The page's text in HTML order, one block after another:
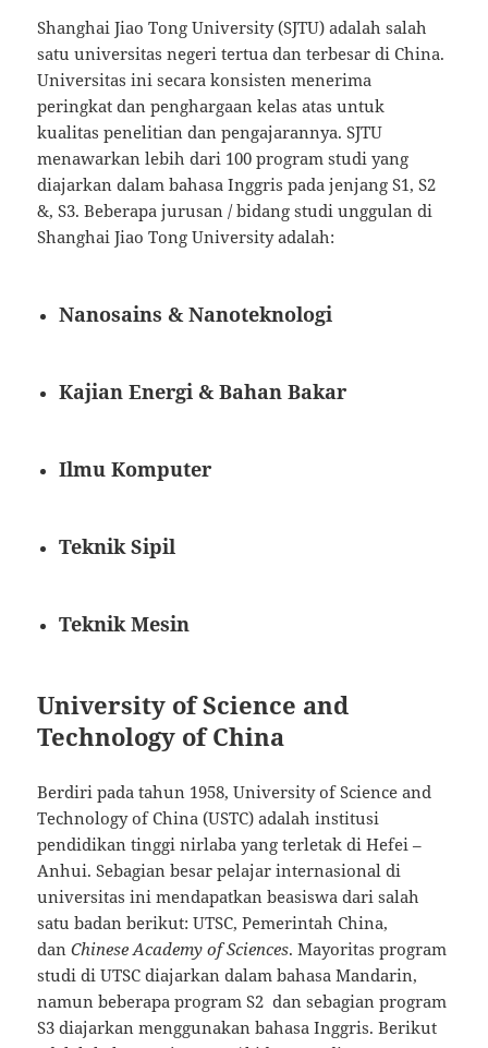
Shanghai Jiao Tong University (SJTU) adalah salah
satu universitas negeri tertua dan terbesar di China.
Universitas ini secara konsisten menerima
peringkat dan penghargaan kelas atas untuk
kualitas penelitian dan pengajarannya. SJTU
menawarkan lebih dari 100 program studi yang
diajarkan dalam bahasa Inggris pada jenjang S1, S2
&, S3. Beberapa jurusan / bidang studi unggulan di
Shanghai Jiao Tong University adalah:
Nanosains & Nanoteknologi
Kajian Energi & Bahan Bakar
Ilmu Komputer
Teknik Sipil
Teknik Mesin
University of Science and
Technology of China
Berdiri pada tahun 1958, University of Science and
Technology of China (USTC) adalah institusi
pendidikan tinggi nirlaba yang terletak di Hefei –
Anhui. Sebagian besar pelajar internasional di
universitas ini mendapatkan beasiswa dari salah
satu badan berikut: UTSC, Pemerintah China,
danChinese Academy of Sciences. Mayoritas program
studi di UTSC diajarkan dalam bahasa Mandarin,
namun beberapa program S2 dan sebagian program
S3 diajarkan menggunakan bahasa Inggris. Berikut